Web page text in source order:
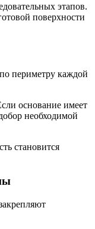
этапов.
поверхности
периметру каждой
основание имеет
необходимой
становится